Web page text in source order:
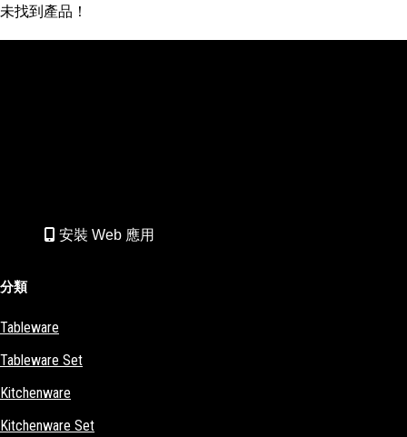
未找到產品！
安裝 Web 應用
分類
Tableware
Tableware Set
Kitchenware
Kitchenware Set